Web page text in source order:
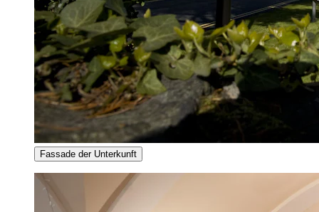
Fassade der Unterkunft